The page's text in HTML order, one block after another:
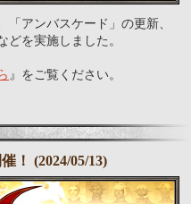
「アンバスケード」の更新、
どを実施しました。
』をご覧ください。
！ (2024/05/13)